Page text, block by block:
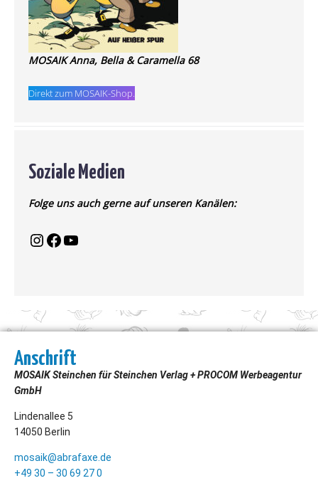
MOSAIK Anna, Bella & Caramella 68
Direkt zum MOSAIK-Shop.
Soziale Medien
Folge uns auch gerne auf unseren Kanälen:
Anschrift
MOSAIK Steinchen für Steinchen Verlag + PROCOM Werbeagentur
GmbH
Lindenallee 5
14050 Berlin
mosaik@abrafaxe.de
+49 30 – 30 69 27 0